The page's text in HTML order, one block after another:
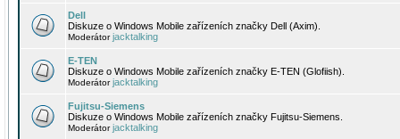
Dell
Diskuze o Windows Mobile zařízeních značky Dell (Axim).
Moderátorjacktalking
E-TEN
Diskuze o Windows Mobile zařízeních značky E-TEN (Glofiish).
Moderátorjacktalking
Fujitsu-Siemens
Diskuze o Windows Mobile zařízeních značky Fujitsu-Siemens.
Moderátorjacktalking